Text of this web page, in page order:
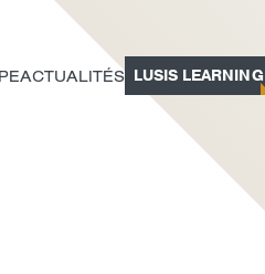
ACTUALITÉS LUSIS LEARNING